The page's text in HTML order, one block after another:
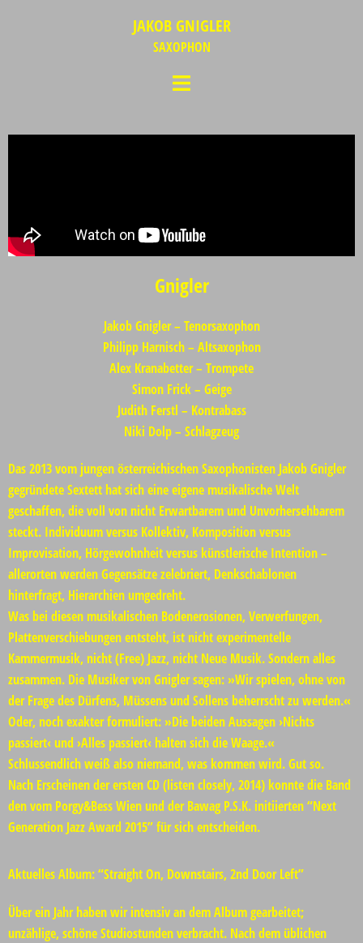
JAKOB GNIGLER
SAXOPHON
Gnigler
Jakob Gnigler – Tenorsaxophon
Philipp Harnisch– Altsaxophon
Alex Kranabetter – Trompete
Simon Frick– Geige
Judith Ferstl – Kontrabass
Niki Dolp– Schlagzeug
Das 2013 vom jungen österreichischen Saxophonisten Jakob Gnigler
gegründete Sextett hat sich eine eigene musikalische Welt
geschaffen, die voll von nicht Erwartbarem und Unvorhersehbarem
steckt. Individuum versus Kollektiv, Komposition versus
Improvisation, Hörgewohnheit versus künstlerische Intention –
allerorten werden Gegensätze zelebriert, Denkschablonen
hinterfragt, Hierarchien umgedreht.
Was bei diesen musikalischen Bodenerosionen, Verwerfungen,
Plattenverschiebungen entsteht, ist nicht experimentelle
Kammermusik, nicht (Free) Jazz, nicht Neue Musik. Sondern alles
zusammen. Die Musiker von Gnigler sagen: »Wir spielen, ohne von
der Frage des Dürfens, Müssens und Sollens beherrscht zu werden.«
Oder, noch exakter formuliert: »Die beiden Aussagen ›Nichts
passiert‹ und ›Alles passiert‹ halten sich die Waage.«
Schlussendlich weiß also niemand, was kommen wird. Gut so.
Nach Erscheinen der ersten CD (listen closely, 2014) konnte die Band
den vom Porgy&Bess Wien und der Bawag P.S.K. initiierten “Next
Generation Jazz Award 2015” für sich entscheiden.
Aktuelles Album: “Straight On, Downstairs, 2nd Door Left”
Über ein Jahr haben wir intensiv an dem Album gearbeitet;
unzählige, schöne Studiostunden verbracht. Nach dem üblichen